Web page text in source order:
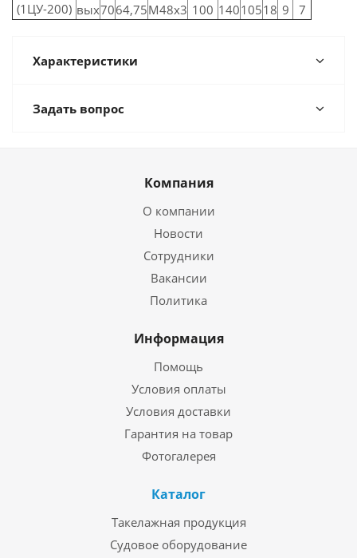
(1ЦУ-200) вых7064,75M48x3 100 14010518 9 7
Характеристики
Задать вопрос
Компания
О компании
Новости
Сотрудники
Вакансии
Политика
Информация
Помощь
Условия оплаты
Условия доставки
Гарантия на товар
Фотогалерея
Каталог
Такелажная продукция
Судовое оборудование